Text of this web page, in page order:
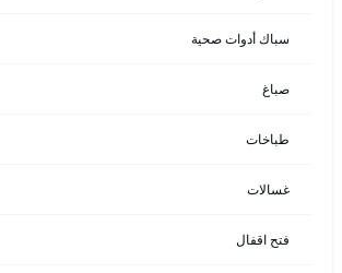
سباك أدوات صحية
صباغ
طباخات
غسالات
فتح اقفال